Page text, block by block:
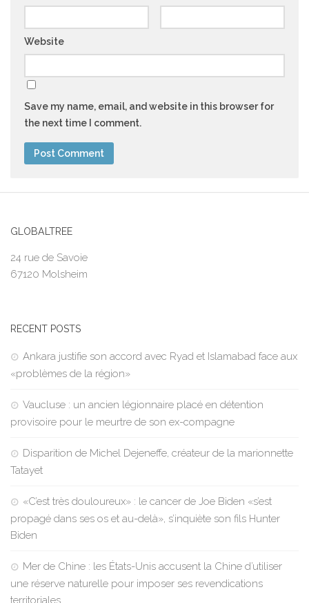
Website
Save my name, email, and website in this browser for
the next time I comment.
GLOBALTREE
24 rue de Savoie
67120 Molsheim
RECENT POSTS
Ankara justifie son accord avec Ryad et Islamabad face aux
«problèmes de la région»
Vaucluse : un ancien légionnaire placé en détention
provisoire pour le meurtre de son ex-compagne
Disparition de Michel Dejeneffe, créateur de la marionnette
Tatayet
«C’est très douloureux» : le cancer de Joe Biden «s’est
propagé dans ses os et au-delà», s’inquiète son fils Hunter
Biden
Mer de Chine : les États-Unis accusent la Chine d’utiliser
une réserve naturelle pour imposer ses revendications
territoriales